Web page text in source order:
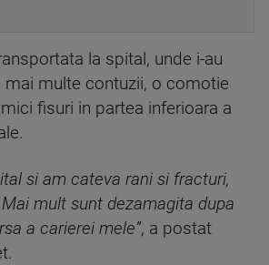
la spital, unde i-au
multe contuzii, o comotie
fisuri in partea inferioara a
si am cateva rani si fracturi,
mult sunt dezamagita dupa
a carierei mele”, a postat